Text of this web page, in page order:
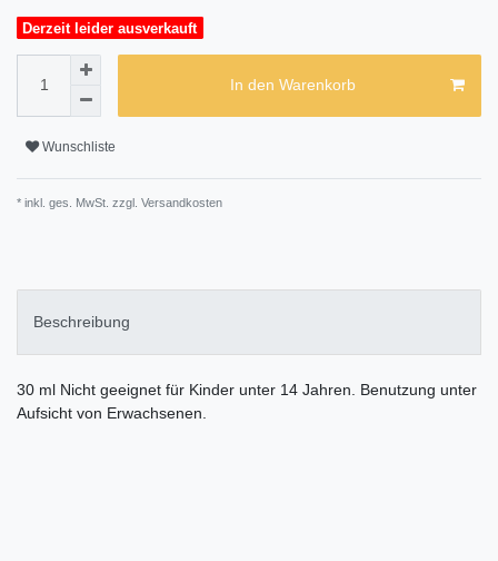
Derzeit leider ausverkauft
In den Warenkorb
Wunschliste
* inkl. ges. MwSt. zzgl. Versandkosten
Beschreibung
30 ml Nicht geeignet für Kinder unter 14 Jahren. Benutzung unter
Aufsicht von Erwachsenen.